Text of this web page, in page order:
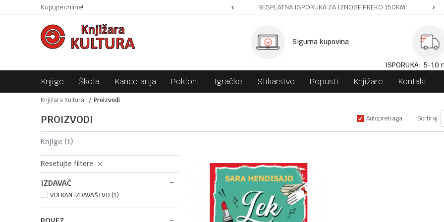
Kupujte online!SIGURNO PLAĆANJE PLATNIM KARTICAMA! BESPLATNA ISPORUKA ZA IZNOSE PREKO 150KM!
Sigurna kupovina
ISPORUKA: 5-10
Knjige Škola Kancelarija Pokloni Igračke Slikarstvo Popusti Knjižare Kontakt
Knjižara Kultura Proizvodi
PROIZVODI Autopretraga Sortiraj
knjige (1)
Resetujte filtere
IZDAVAČ
VULKAN IZDAVAŠTVO (1)